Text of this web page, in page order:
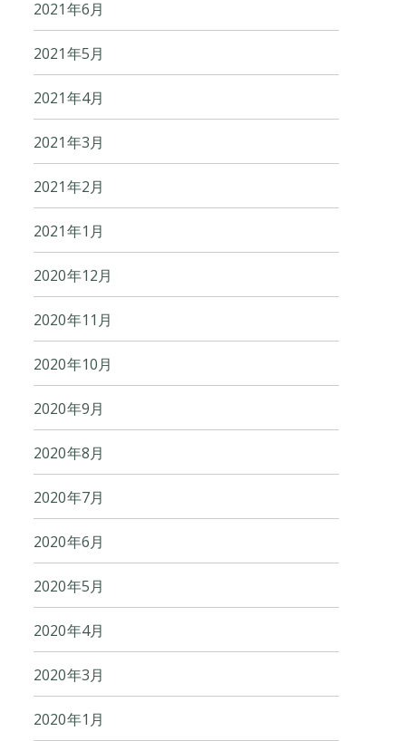
2021年6月
2021年5月
2021年4月
2021年3月
2021年2月
2021年1月
2020年12月
2020年11月
2020年10月
2020年9月
2020年8月
2020年7月
2020年6月
2020年5月
2020年4月
2020年3月
2020年1月